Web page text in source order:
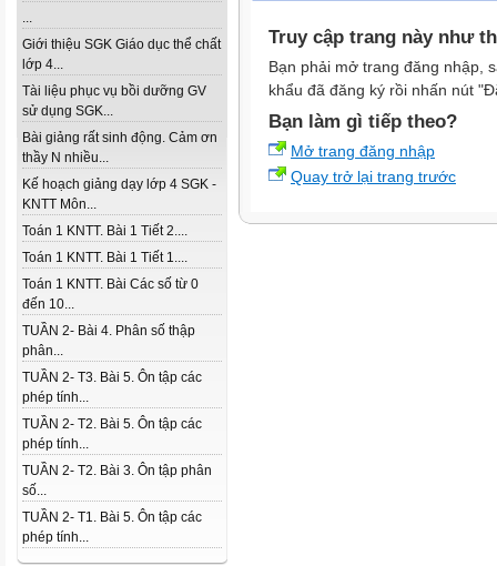
...
Giới thiệu SGK Giáo dục thể chất
lớp 4...
Tài liệu phục vụ bồi dưỡng GV
sử dụng SGK...
Bài giảng rất sinh động. Cảm ơn
thầy N nhiều...
Kế hoạch giảng dạy lớp 4 SGK -
KNTT Môn...
Toán 1 KNTT. Bài 1 Tiết 2....
Toán 1 KNTT. Bài 1 Tiết 1....
Toán 1 KNTT. Bài Các số từ 0
đến 10...
TUẦN 2- Bài 4. Phân số thập
phân...
TUẦN 2- T3. Bài 5. Ôn tập các
phép tính...
TUẦN 2- T2. Bài 5. Ôn tập các
phép tính...
TUẦN 2- T2. Bài 3. Ôn tập phân
số...
TUẦN 2- T1. Bài 5. Ôn tập các
phép tính...
Truy cập trang này như
Bạn phải mở trang đăng nhập,
khẩu đã đăng ký rồi nhấn nút
Bạn làm gì tiếp theo?
Mở trang đăng nhập
Quay trở lại trang trước